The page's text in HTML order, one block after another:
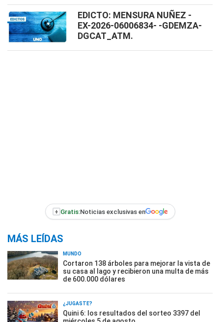
EDICTO: MENSURA NUÑEZ -
EX-2026-06006834- -GDEMZA-
DGCAT_ATM.
+ Gratis:Noticias exclusivas en
MÁS LEÍDAS
MUNDO
Cortaron 138 árboles para mejorar la vista de
su casa al lago y recibieron una multa de más
de 600.000 dólares
¿JUGASTE?
Quini 6: los resultados del sorteo 3397 del